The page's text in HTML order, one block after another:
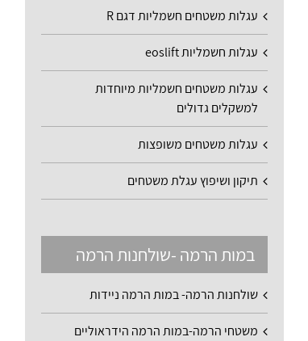
עגלות משטחים חשמליות דגם R
עגלות חשמליות eoslift
עגלות משטחים חשמליות מיוחדות
למשקלים גדולים
עגלות משטחים משופצות
תיקון ושיפוץ עגלת משטחים
במות הרמה -שולחנות הרמה
שולחנות הרמה- במות הרמה ניידות
משטחי הרמה-במות הרמה הידראוליים